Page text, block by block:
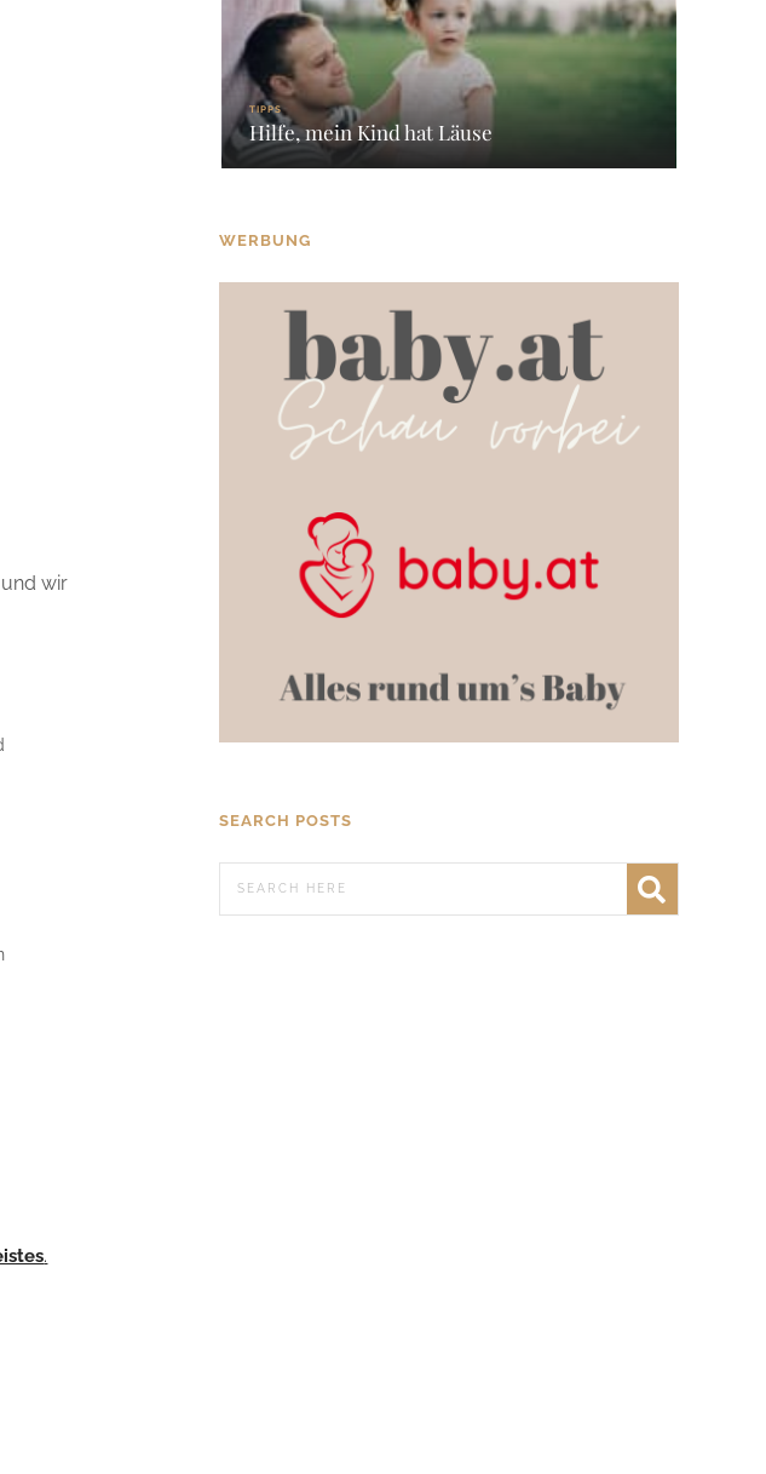
und wir
.
TIPPS
Hilfe, mein Kind hat Läuse
WERBUNG
SEARCH POSTS